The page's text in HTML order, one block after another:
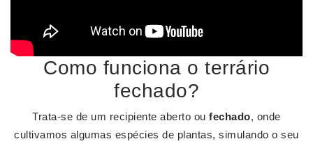
Como funciona o terrário
fechado?
Trata-se de um recipiente aberto oufechado, onde
cultivamos algumas espécies de plantas, simulando o seu